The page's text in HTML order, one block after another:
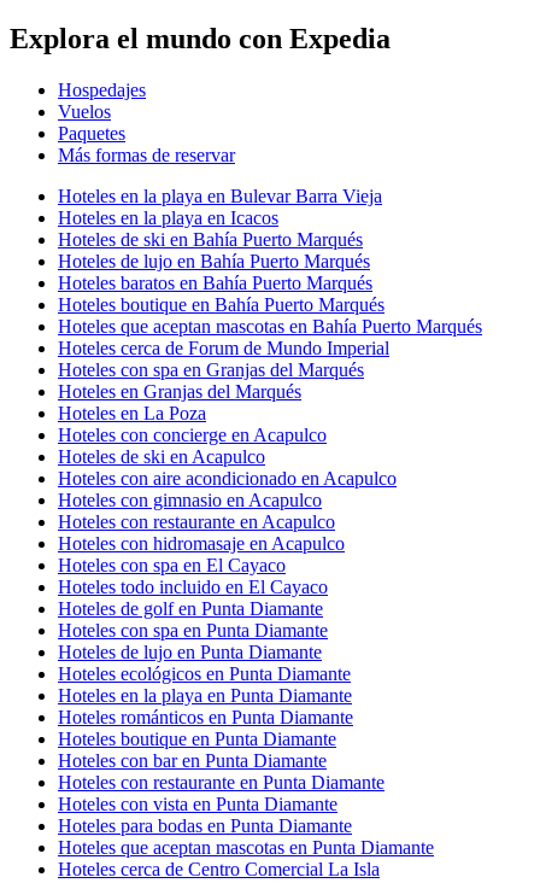
Explora el mundo con Expedia
Hospedajes
Vuelos
Paquetes
Más formas de reservar
Hoteles en la playa en Bulevar Barra Vieja
Hoteles en la playa en Icacos
Hoteles de ski en Bahía Puerto Marqués
Hoteles de lujo en Bahía Puerto Marqués
Hoteles baratos en Bahía Puerto Marqués
Hoteles boutique en Bahía Puerto Marqués
Hoteles que aceptan mascotas en Bahía Puerto Marqués
Hoteles cerca de Forum de Mundo Imperial
Hoteles con spa en Granjas del Marqués
Hoteles en Granjas del Marqués
Hoteles en La Poza
Hoteles con concierge en Acapulco
Hoteles de ski en Acapulco
Hoteles con aire acondicionado en Acapulco
Hoteles con gimnasio en Acapulco
Hoteles con restaurante en Acapulco
Hoteles con hidromasaje en Acapulco
Hoteles con spa en El Cayaco
Hoteles todo incluido en El Cayaco
Hoteles de golf en Punta Diamante
Hoteles con spa en Punta Diamante
Hoteles de lujo en Punta Diamante
Hoteles ecológicos en Punta Diamante
Hoteles en la playa en Punta Diamante
Hoteles románticos en Punta Diamante
Hoteles boutique en Punta Diamante
Hoteles con bar en Punta Diamante
Hoteles con restaurante en Punta Diamante
Hoteles con vista en Punta Diamante
Hoteles para bodas en Punta Diamante
Hoteles que aceptan mascotas en Punta Diamante
Hoteles cerca de Centro Comercial La Isla